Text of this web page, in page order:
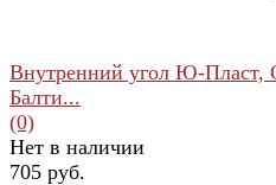
Внутренний угол Ю-Пласт,
Балти...
(0)
Нет в наличии
705 руб.